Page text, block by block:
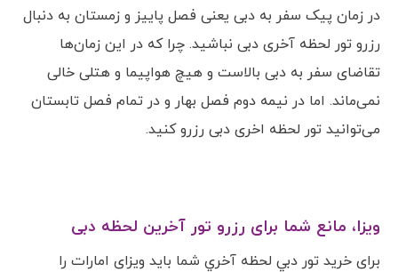
در زمان پیک سفر به دبی یعنی فصل پاییز و زمستان به دنبال
رزرو تور لحظه آخری دبی نباشید. چرا که در این زمان‌ها
تقاضای سفر به دبی بالاست و هیچ هواپیما و هتلی خالی
نمی‌ماند. اما در نیمه دوم فصل بهار و در تمام فصل تابستان
می‌توانید تور لحظه اخری دبی رزرو کنید.
ویزا، مانع شما برای رزرو تور آخرین لحظه دبی
برای خرید تور دبي لحظه آخري شما باید ویزای امارات را